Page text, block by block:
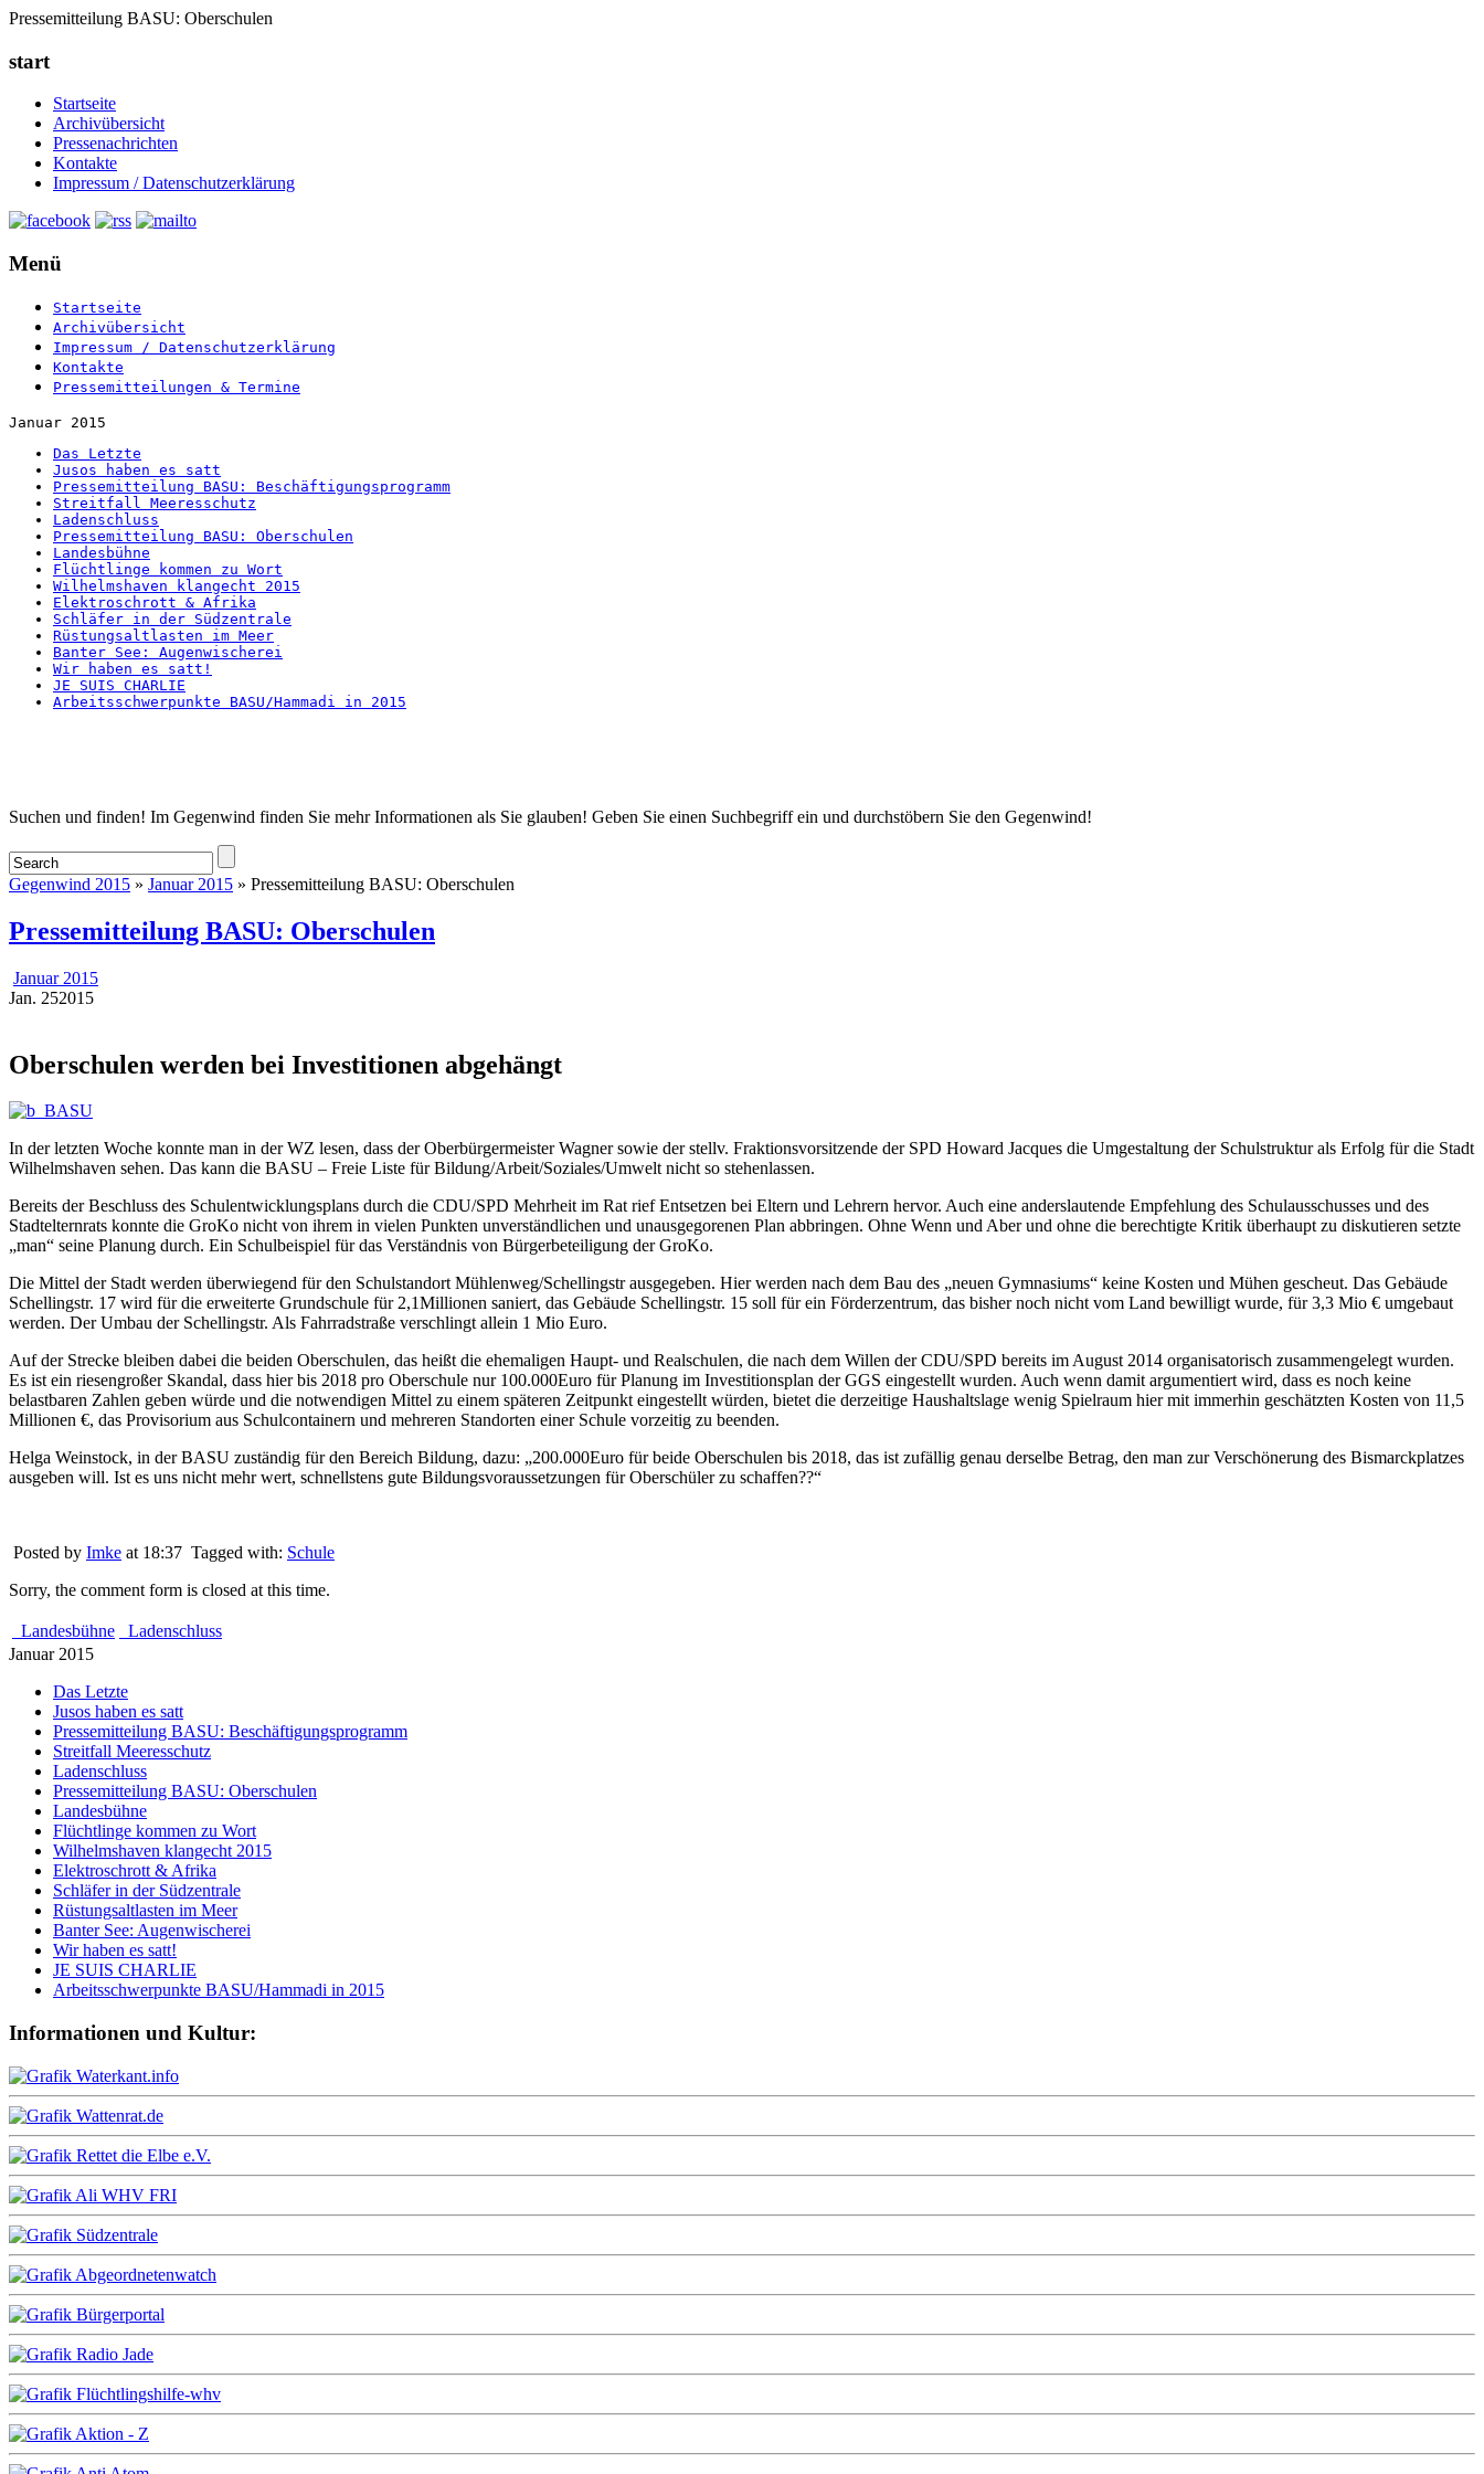
Pressemitteilung BASU: Oberschulen
start
Startseite
Archivübersicht
Pressenachrichten
Kontakte
Impressum / Datenschutzerklärung
Menü
Startseite
Archivübersicht
Impressum / Datenschutzerklärung
Kontakte
Pressemitteilungen & Termine
Januar 2015
Das Letzte
Jusos haben es satt
Pressemitteilung BASU: Beschäftigungsprogramm
Streitfall Meeresschutz
Ladenschluss
Pressemitteilung BASU: Oberschulen
Landesbühne
Flüchtlinge kommen zu Wort
Wilhelmshaven klangecht 2015
Elektroschrott & Afrika
Schläfer in der Südzentrale
Rüstungsaltlasten im Meer
Banter See: Augenwischerei
Wir haben es satt!
JE SUIS CHARLIE
Arbeitsschwerpunkte BASU/Hammadi in 2015
Startseite
Suchen und finden! Im Gegenwind finden Sie mehr Informationen als Sie glauben! Geben Sie einen Suchbegriff ein und durchstöbern Sie den Gegenwind!
Gegenwind 2015 » Januar 2015 » Pressemitteilung BASU: Oberschulen
Pressemitteilung BASU: Oberschulen
Januar 2015
Jan. 252015
Oberschulen werden bei Investitionen abgehängt
In der letzten Woche konnte man in der WZ lesen, dass der Oberbürgermeister Wagner sowie der stellv. Fraktionsvorsitzende der SPD Howard Jacques die Umgestaltung der Schulstruktur als Erfolg für die Stadt
Wilhelmshaven sehen. Das kann die BASU – Freie Liste für Bildung/Arbeit/Soziales/Umwelt nicht so stehenlassen.
Bereits der Beschluss des Schulentwicklungsplans durch die CDU/SPD Mehrheit im Rat rief Entsetzen bei Eltern und Lehrern hervor. Auch eine anderslautende Empfehlung des Schulausschusses und des
Stadtelternrats konnte die GroKo nicht von ihrem in vielen Punkten unverständlichen und unausgegorenen Plan abbringen. Ohne Wenn und Aber und ohne die berechtigte Kritik überhaupt zu diskutieren setzte
„man“ seine Planung durch. Ein Schulbeispiel für das Verständnis von Bürgerbeteiligung der GroKo.
Die Mittel der Stadt werden überwiegend für den Schulstandort Mühlenweg/Schellingstr ausgegeben. Hier werden nach dem Bau des „neuen Gymnasiums“ keine Kosten und Mühen gescheut. Das Gebäude
Schellingstr. 17 wird für die erweiterte Grundschule für 2,1Millionen saniert, das Gebäude Schellingstr. 15 soll für ein Förderzentrum, das bisher noch nicht vom Land bewilligt wurde, für 3,3 Mio € umgebaut
werden. Der Umbau der Schellingstr. Als Fahrradstraße verschlingt allein 1 Mio Euro.
Auf der Strecke bleiben dabei die beiden Oberschulen, das heißt die ehemaligen Haupt- und Realschulen, die nach dem Willen der CDU/SPD bereits im August 2014 organisatorisch zusammengelegt wurden.
Es ist ein riesengroßer Skandal, dass hier bis 2018 pro Oberschule nur 100.000Euro für Planung im Investitionsplan der GGS eingestellt wurden. Auch wenn damit argumentiert wird, dass es noch keine
belastbaren Zahlen geben würde und die notwendigen Mittel zu einem späteren Zeitpunkt eingestellt würden, bietet die derzeitige Haushaltslage wenig Spielraum hier mit immerhin geschätzten Kosten von 11,5
Millionen €, das Provisorium aus Schulcontainern und mehreren Standorten einer Schule vorzeitig zu beenden.
Helga Weinstock, in der BASU zuständig für den Bereich Bildung, dazu: „200.000Euro für beide Oberschulen bis 2018, das ist zufällig genau derselbe Betrag, den man zur Verschönerung des Bismarckplatzes
ausgeben will. Ist es uns nicht mehr wert, schnellstens gute Bildungsvoraussetzungen für Oberschüler zu schaffen??“
Posted by Imke at 18:37 Tagged with: Schule
Sorry, the comment form is closed at this time.
Landesbühne
Ladenschluss
Januar 2015
Das Letzte
Jusos haben es satt
Pressemitteilung BASU: Beschäftigungsprogramm
Streitfall Meeresschutz
Ladenschluss
Pressemitteilung BASU: Oberschulen
Landesbühne
Flüchtlinge kommen zu Wort
Wilhelmshaven klangecht 2015
Elektroschrott & Afrika
Schläfer in der Südzentrale
Rüstungsaltlasten im Meer
Banter See: Augenwischerei
Wir haben es satt!
JE SUIS CHARLIE
Arbeitsschwerpunkte BASU/Hammadi in 2015
Informationen und Kultur: